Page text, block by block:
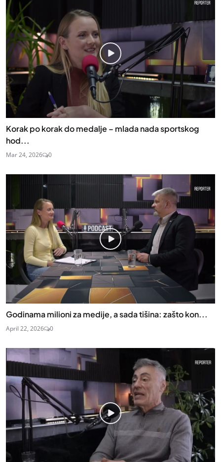
Korak po korak do medalje – mlada nada sportskog
hod...
Mar 24, 2026 0
Godinama milioni za medije, a sada tišina: zašto kon...
April 22, 2026 0